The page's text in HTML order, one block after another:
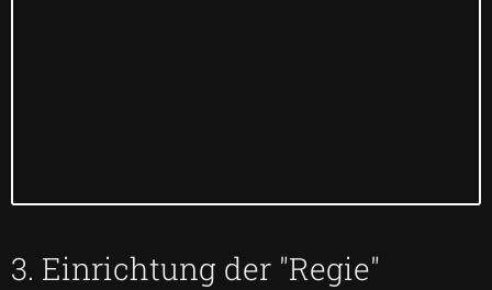
3. Einrichtung der "Regie"